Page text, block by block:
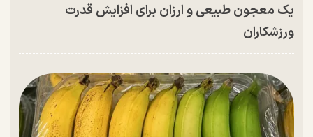
یک معجون طبیعی و ارزان برای افزایش قدرت
ورزشکاران